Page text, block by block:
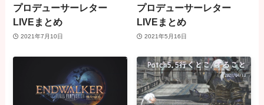
プロデューサーレター
LIVEまとめ
2021年7月10日
プロデューサーレター
LIVEまとめ
2021年5月16日